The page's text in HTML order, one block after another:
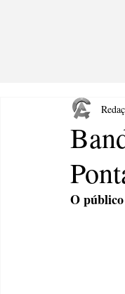
O